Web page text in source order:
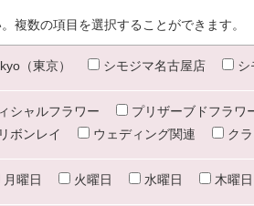
複数の項目を選択することができます。
（東京） シモジマ名古屋店 シ
シャルフラワー プリザーブドフラワ
ボンレイ
ウェディング関連 ク
月曜日 火曜日 水曜日 木曜日